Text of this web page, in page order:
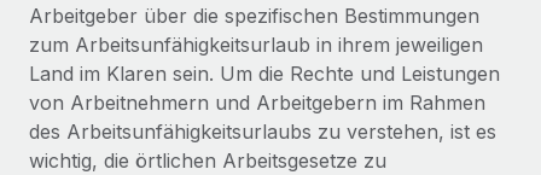
Arbeitgeber über die spezifischen Bestimmungen
zum Arbeitsunfähigkeitsurlaub in ihrem jeweiligen
Land im Klaren sein. Um die Rechte und Leistungen
von Arbeitnehmern und Arbeitgebern im Rahmen
des Arbeitsunfähigkeitsurlaubs zu verstehen, ist es
wichtig, die örtlichen Arbeitsgesetze zu